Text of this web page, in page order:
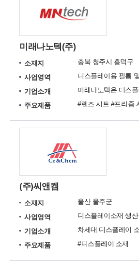
미래나노텍(주)
소재지
충북 청주시 흥덕구
사업영역
기업소개
주요제품
(주)씨앤켐
소재지
울산 울주군
사업영역
디스플레이소재 생산
기업소개
주요제품
#디스플레이 소재